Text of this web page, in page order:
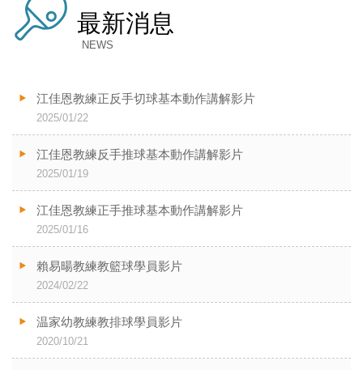
最新消息
NEWS
江佳恩教練正反手切球基本動作講解影片
2025/01/22
江佳恩教練反手推球基本動作講解影片
2025/01/19
江佳恩教練正手推球基本動作講解影片
2025/01/16
賴易暘教練教籃球學員影片
2024/02/22
温家幼教練教排球學員影片
2020/10/21